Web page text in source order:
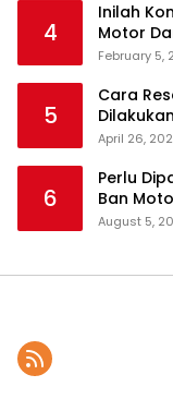
4
Inilah
Motor
February 5,
5
Cara
Dilakukan
April 26,
6
Perlu
Ban
August 5,